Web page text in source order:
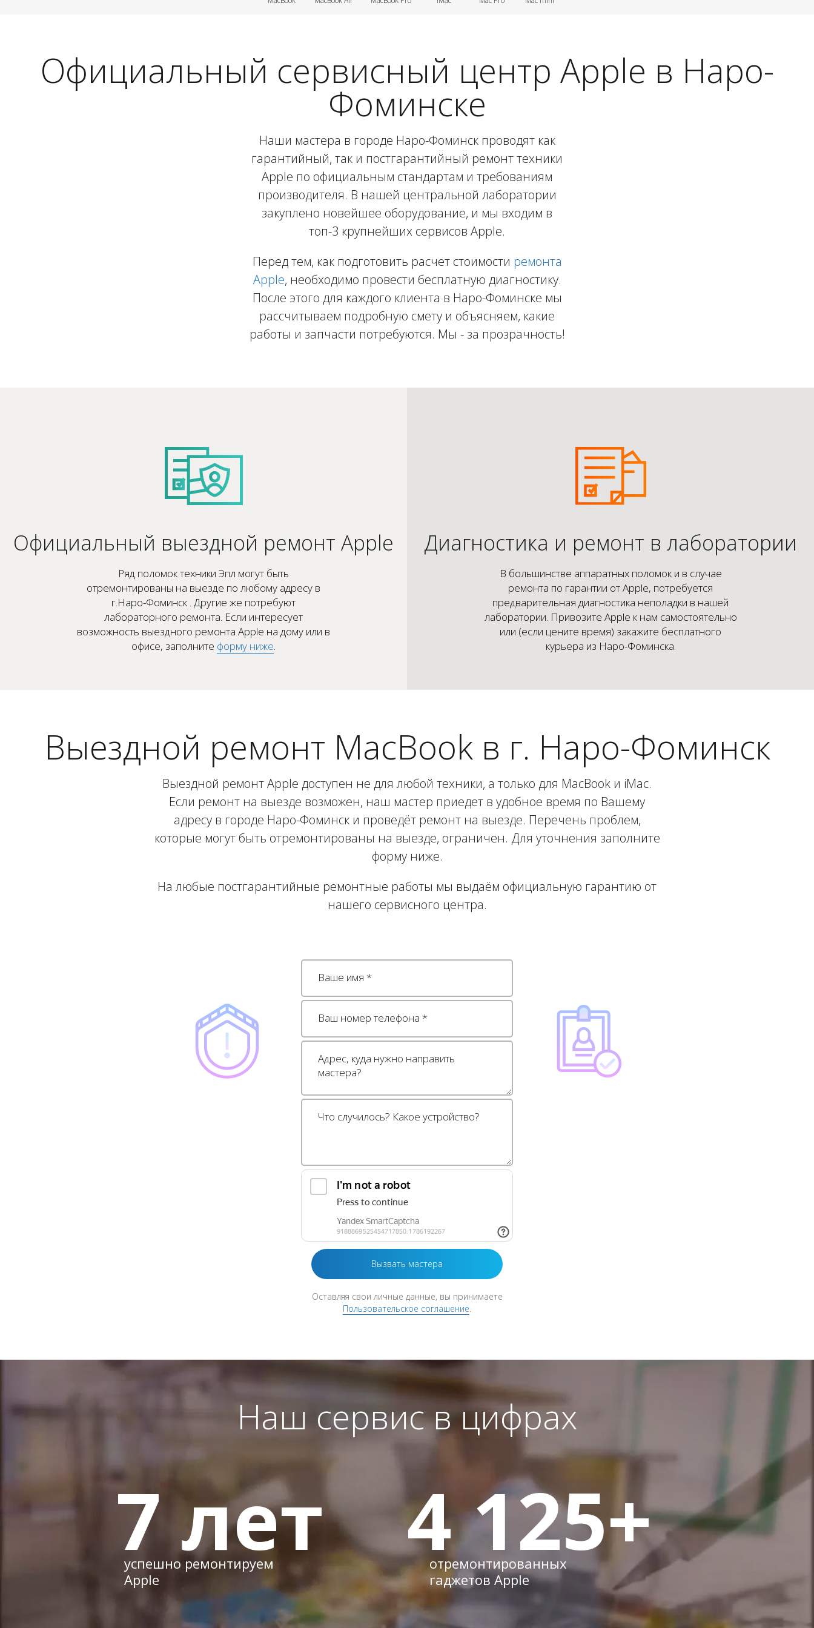
Официальный сервисный центр Apple в Наро-
Фоминске
Наши мастера в городе Наро-Фоминск проводят как
гарантийный, так и постгарантийный ремонт техники
Apple по официальным стандартам и требованиям
производителя. В нашей центральной лаборатории
закуплено новейшее оборудование, и мы входим в
топ-3 крупнейших сервисов Apple.
Перед тем, как подготовить расчет стоимости ремонта
Apple, необходимо провести бесплатную диагностику.
После этого для каждого клиента в Наро-Фоминске мы
рассчитываем подробную смету и объясняем, какие
работы и запчасти потребуются. Мы - за прозрачность!
Официальный выездной ремонт Apple
Ряд поломок техники Эпл могут быть
отремонтированы на выезде по любому адресу в
г.Наро-Фоминск . Другие же потребуют
лабораторного ремонта. Если интересует
возможность выездного ремонта Apple на дому или в
офисе, заполните форму ниже
Диагностика и ремонт в лаборатории
В большинстве аппаратных поломок и в случае
ремонта по гарантии от Apple, потребуется
предварительная диагностика неполадки в нашей
лаборатории. Привозите Apple к нам самостоятельно
или (если цените время) закажите бесплатного
курьера из Наро-Фоминска.
Выездной ремонт MacBook в г. Наро-Фоминск
Выездной ремонт Apple доступен не для любой техники, а только для MacBook и iMac.
Если ремонт на выезде возможен, наш мастер приедет в удобное время по Вашему
адресу в городе Наро-Фоминск и проведёт ремонт на выезде. Перечень проблем,
которые могут быть отремонтированы на выезде, ограничен. Для уточнения заполните
форму ниже.
На любые постгарантийные ремонтные работы мы выдаём официальную гарантию от
нашего сервисного центра.
Оставляя свои личные данные, вы принимаете
Пользовательское соглашение
Наш сервис в цифрах
7лет
успешно ремонтируем
Apple
4 125+
отремонтированных
гаджетов Apple